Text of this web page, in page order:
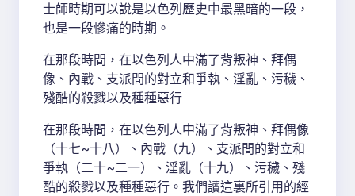
士師時期可以說是以色列歷史中最黑暗的一段，
也是一段慘痛的時期。
在那段時間，在以色列人中滿了背叛神、拜偶
像、內戰、支派間的對立和爭執、淫亂、污穢、
殘酷的殺戮以及種種惡行
在那段時間，在以色列人中滿了背叛神、拜偶像
（十七~十八）、內戰（九）、支派間的對立和
爭執（二十~二一）、淫亂（十九）、污穢、殘
酷的殺戮以及種種惡行。我們讀這裏所引用的經